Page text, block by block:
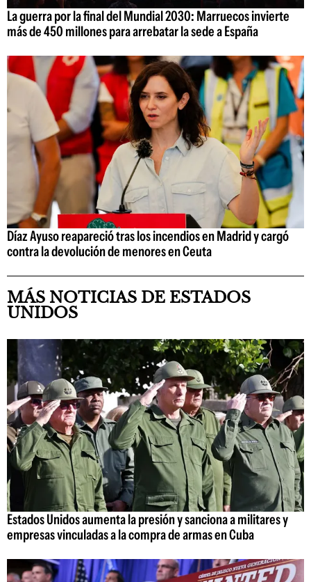
La guerra por la final del Mundial 2030: Marruecos invierte
más de 450 millones para arrebatar la sede a España
Díaz Ayuso reapareció tras los incendios en Madrid y cargó
contra la devolución de menores en Ceuta
MÁS NOTICIAS DE ESTADOS
UNIDOS
Estados Unidos aumenta la presión y sanciona a militares y
empresas vinculadas a la compra de armas en Cuba